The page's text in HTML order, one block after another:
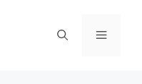
Menu